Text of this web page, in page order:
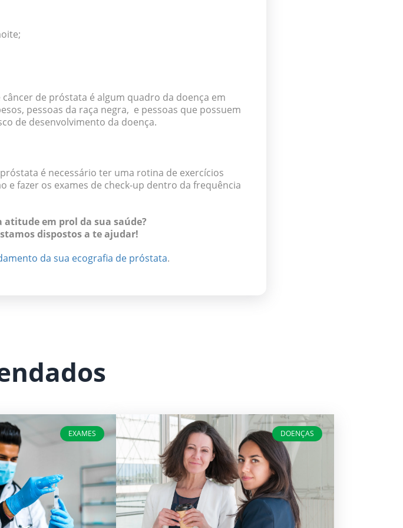
de próstata é algum quadro da doença em
pessoas da raça negra, e pessoas que possuem
de desenvolvimento da doença.
é necessário ter uma rotina de exercícios
e fazer os exames de check-up dentro da frequência
em prol da sua saúde?
dispostos a te ajudar!
da sua ecografia de próstata.
EXAMES DOENÇAS